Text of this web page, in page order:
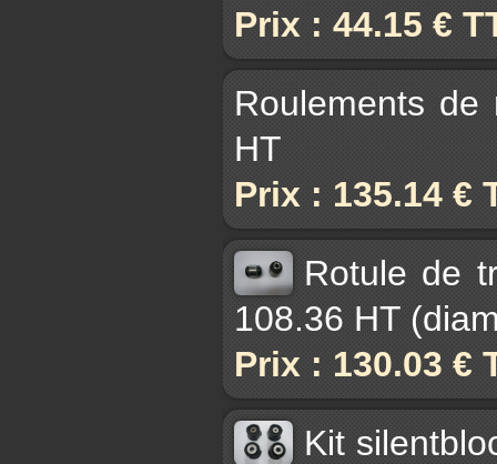
Prix : 44.15 €
Roulements
HT
Prix : 135.14 €
Rotule de
108.36 HT
Prix : 130.03 €
Kit